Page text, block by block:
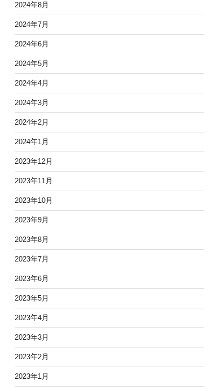
2024年8月
2024年7月
2024年6月
2024年5月
2024年4月
2024年3月
2024年2月
2024年1月
2023年12月
2023年11月
2023年10月
2023年9月
2023年8月
2023年7月
2023年6月
2023年5月
2023年4月
2023年3月
2023年2月
2023年1月